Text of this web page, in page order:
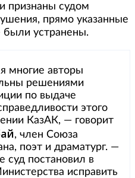
признаны судом
прямо указанные
были устранены.
многие авторы
решениями
по выдаче
этого
КазАК, — говорит
, член Союза
поэт и драматург. —
суд постановил в
исправить